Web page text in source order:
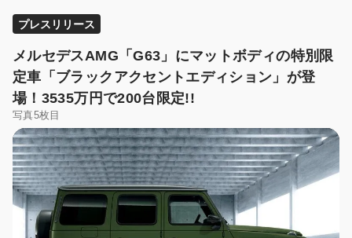
プレスリリース
メルセデスAMG「G63」にマットボディの特別限
定車「ブラックアクセントエディション」が登
場！3535万円で200台限定!!
写真5枚目